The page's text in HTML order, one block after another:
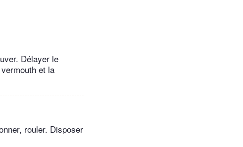
Délayer le
et la
rouler. Disposer